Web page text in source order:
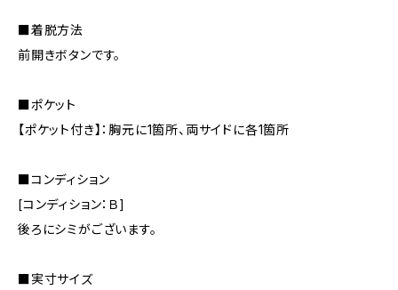
■着脱方法
前開きボタンです。
■ポケット
【ポケット付き】：胸元に1箇所、両サイドに各1箇所
■コンディション
[コンディション：Ｂ]
後ろにシミがございます。
■実寸サイズ